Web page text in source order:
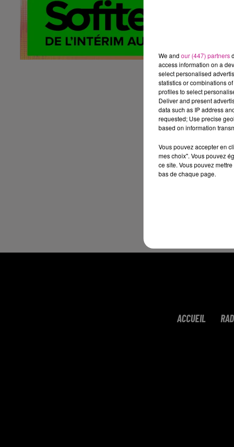
-
-
-
-
Le
Du
ACCUEIL
We and our (447) partners
access information on a
select personalised
statistics or combinations
profiles to select
Deliver and present
data such as IP address
requested; Use precise
based on information
Vous pouvez accepter en
mes choix". Vous pouvez
ce site. Vous pouvez
bas de chaque page.